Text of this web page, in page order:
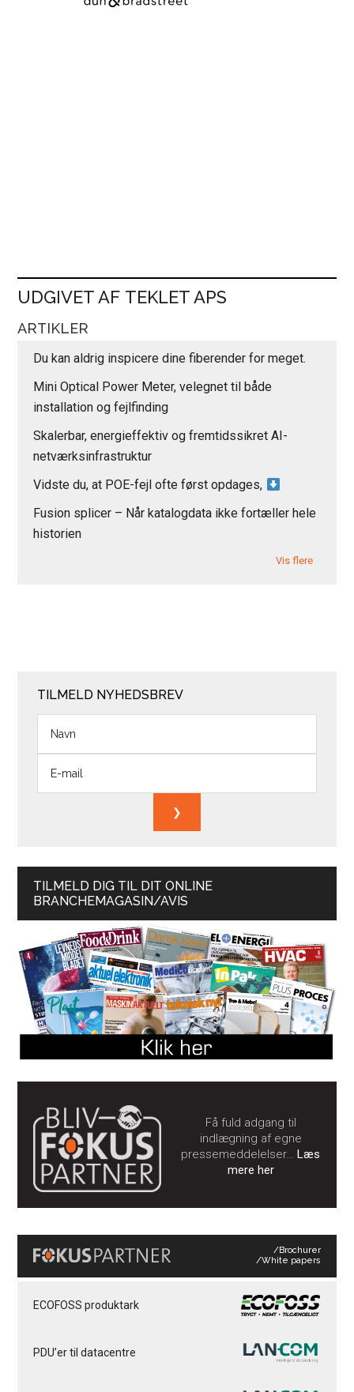
UDGIVET AF TEKLET APS
ARTIKLER
Du kan aldrig inspicere dine fiberender for meget.
Mini Optical Power Meter, velegnet til både
installation og fejlfinding
Skalerbar, energieffektiv og fremtidssikret AI-
netværksinfrastruktur
Vidste du, at POE-fejl ofte først opdages,
Fusion splicer – Når katalogdata ikke fortæller hele
historien
Vis flere
TILMELD NYHEDSBREV
TILMELD DIG TIL DIT ONLINE
BRANCHEMAGASIN/AVIS
Få fuld adgang til
indlægning af egne
pressemeddelelser…Læs
mere her
/Brochurer
/White papers
ECOFOSS produktark
PDU’er til datacentre